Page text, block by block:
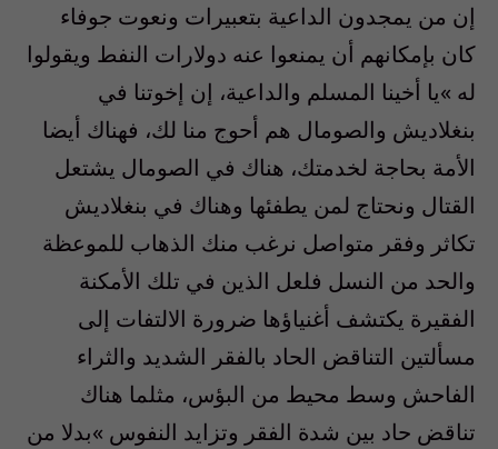
‬إن من‮ ‬يمجدون الداعية بتعبيرات ونعوت جوفاء
كان بإمكانهم أن‮ ‬يمنعوا عنه دولارات النفط ويقولوا
له‮ »‬يا أخينا المسلم والداعية،‮ ‬إن إخوتنا في‮
‬بنغلاديش والصومال هم أحوج منا لك،‮ ‬فهناك أيضا
الأمة بحاجة لخدمتك،‮ ‬هناك في‮ ‬الصومال‮ ‬يشتعل
القتال ونحتاج لمن‮ ‬يطفئها وهناك في‮ ‬بنغلاديش
تكاثر وفقر متواصل نرغب منك الذهاب للموعظة
والحد من النسل فلعل الذين في‮ ‬تلك الأمكنة
الفقيرة‮ ‬يكتشف أغنياؤها ضرورة الالتفات إلى
مسألتين التناقض الحاد بالفقر الشديد والثراء
الفاحش وسط محيط من البؤس،‮ ‬مثلما هناك
تناقض حاد بين شدة الفقر وتزايد النفوس‮ »‬بدلا من